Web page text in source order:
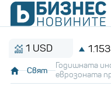
USD 1.1535
Свят
Годишната
еврозоната